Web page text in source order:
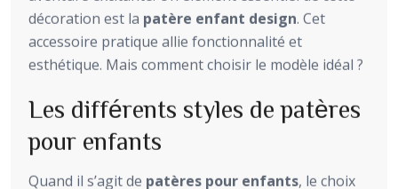
décoration est la patère enfant design. Cet
accessoire pratique allie fonctionnalité et
esthétique. Mais comment choisir le modèle idéal ?
Les différents styles de patères
pour enfants
Quand il s’agit de patères pour enfants, le choix